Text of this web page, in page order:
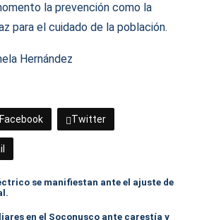
la prevención como la
para el cuidado de la población.
Hernández
Facebook Twitter
se manifiestan ante el ajuste de
en el Soconusco ante carestía y